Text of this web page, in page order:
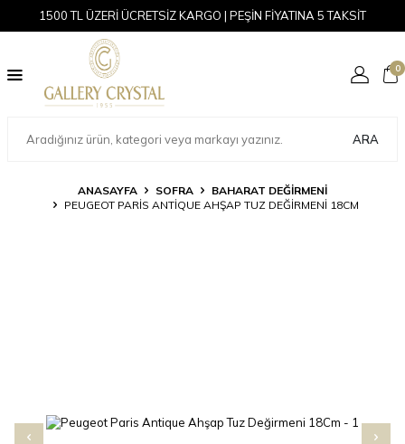
1500 TL ÜZERİ ÜCRETSİZ KARGO | PEŞİN FİYATINA 5 TAKSİT
ARA
0
ANASAYFA SOFRA
BAHARAT DEĞIRMENI
PEUGEOT PARIS ANTIQUE AHŞAP TUZ DEĞIRMENI 18CM